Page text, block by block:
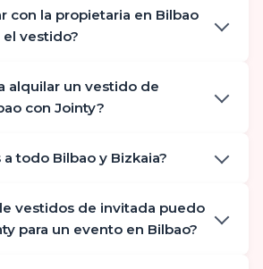
con la propietaria en Bilbao
vestido?
alquilar un vestido de
con Jointy?
a todo Bilbao y Bizkaia?
vestidos de invitada puedo
para un evento en Bilbao?